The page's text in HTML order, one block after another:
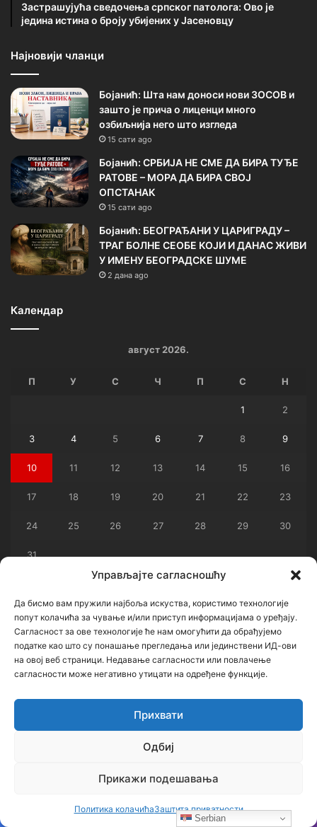
Управљајте сагласношћу
Да бисмо вам пружили најбоља искуства, користимо технологије
попут колачића за чување и/или приступ информацијама о уређају.
Сагласност за ове технологије ће нам омогућити да обрађујемо
податке као што су понашање прегледања или јединствени ИД-ови
на овој веб страници. Недавање сагласности или повлачење
сагласности може негативно утицати на одређене функције.
Прихвати
Одбиј
Прикажи подешавања
Политика колачићаЗаштита приватности
Застрашујућа сведочења српског патолога: Ово је
једина истина о броју убијених у Јасеновцу
Најновији чланци
Бојанић: Шта нам доноси нови ЗОСОВ и
зашто је прича о лиценци много
озбиљнија него што изгледа
15 сати ago
Бојанић: СРБИЈА НЕ СМЕ ДА БИРА ТУЂЕ
РАТОВЕ – МОРА ДА БИРА СВОЈ
ОПСТАНАК
15 сати ago
Бојанић: БЕОГРАЂАНИ У ЦАРИГРАДУ –
ТРАГ БОЛНЕ СЕОБЕ КОЈИ И ДАНАС ЖИВИ
У ИМЕНУ БЕОГРАДСКЕ ШУМЕ
2 дана ago
Календар
август 2026.
П У С Ч П С Н
1 2
3 4 5 6 7 8 9
10 11 12 13 14 15 16
17 18 19 20 21 22 23
24 25 26 27 28 29 30
31
Архиве
Архиве
Serbian